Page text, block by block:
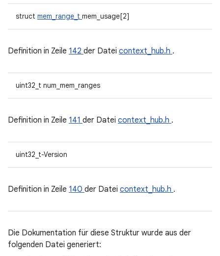
struct mem_range_t mem_usage[2]
Definition in Zeile 142 der Datei context_hub.h .
uint32_t num_mem_ranges
Definition in Zeile 141 der Datei context_hub.h .
uint32_t-Version
Definition in Zeile 140 der Datei context_hub.h .
Die Dokumentation für diese Struktur wurde aus der
folgenden Datei generiert: